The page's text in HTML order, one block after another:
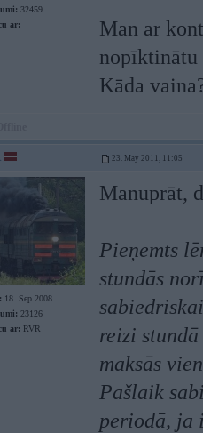
32459
ar:
Man ar
Kāda
23. May 2011, 11:05
18. Sep 2008
23126
ar: RVR
Manuprāt,
Pieņemts
stundās
reizi
maksās
Pašlaik
periodā, ja